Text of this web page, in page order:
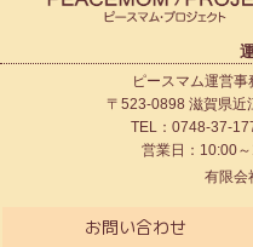
ピースマム運営
〒523-0898 滋賀県近
TEL：0748-37-
営業日：10:00
有限会
お問い合わせ